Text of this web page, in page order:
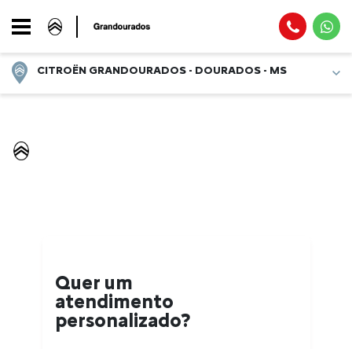
CITROËN GRANDOURADOS - DOURADOS - MS
Quer um
atendimento
personalizado?